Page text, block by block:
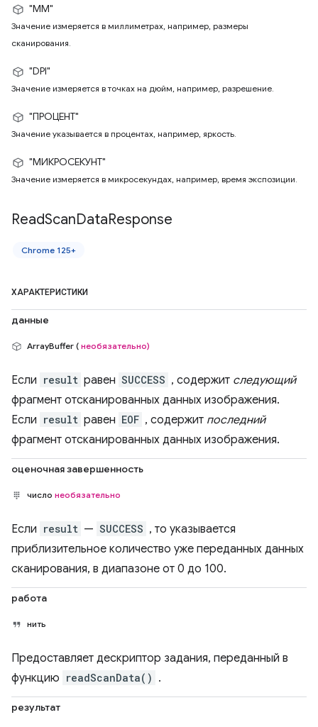
"ММ"
Значение измеряется в миллиметрах, например, размеры
сканирования.
"DPI"
Значение измеряется в точках на дюйм, например, разрешение.
"ПРОЦЕНТ"
Значение указывается в процентах, например, яркость.
"МИКРОСЕКУНТ"
Значение измеряется в микросекундах, например, время экспозиции.
ReadScanDataResponse
Chrome 125+
ХАРАКТЕРИСТИКИ
данные
ArrayBuffer ( необязательно)
Если result равен SUCCESS , содержит следующий
фрагмент отсканированных данных изображения.
Если result равен EOF , содержит последний
фрагмент отсканированных данных изображения.
оценочная завершенность
число необязательно
Если result — SUCCESS , то указывается
приблизительное количество уже переданных данных
сканирования, в диапазоне от 0 до 100.
работа
нить
Предоставляет дескриптор задания, переданный в
функцию readScanData() .
результат